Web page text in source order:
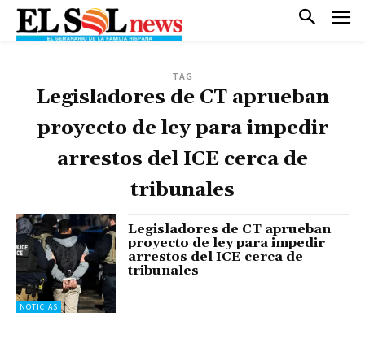
TAG
Legisladores de CT aprueban
proyecto de ley para impedir
arrestos del ICE cerca de
tribunales
NOTICIAS
Legisladores de CT aprueban
proyecto de ley para impedir
arrestos del ICE cerca de
tribunales